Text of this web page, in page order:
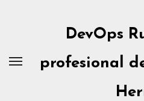
DevOps
profesional